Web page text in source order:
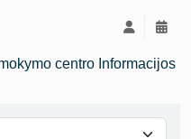
centro Informacijos